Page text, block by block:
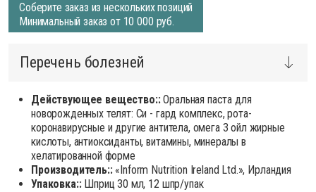
Соберите заказ из нескольких позиций
Минимальный заказ от 10 000 руб.
Перечень болезней
Действующее вещество::Оральная паста для
новорожденных телят: Си - гард комплекс, рота-
коронавирусные и другие антитела, омега 3 ойл жирные
кислоты, антиоксиданты, витамины, минералы в
хелатированной форме
Производитель::«Inform Nutrition Ireland Ltd.», Ирландия
Упаковка::Шприц 30 мл, 12 шпр/упак